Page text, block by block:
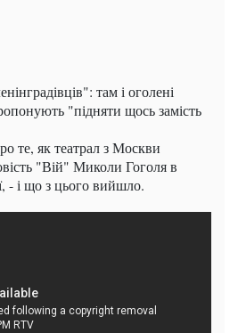
там і оголені
"підняти щось замість
те, як театрал з Москви
"Вій" Миколи Гоголя в
- і що з цього вийшло.